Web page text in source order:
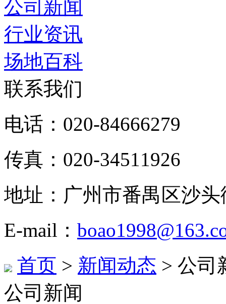
公司新闻
行业资讯
场地百科
联系我们
电话：020-84666279
传真：020-34511926
地址：广州市番禺区沙
E-mail：
首页 > 新闻动态 > 公司
公司新闻